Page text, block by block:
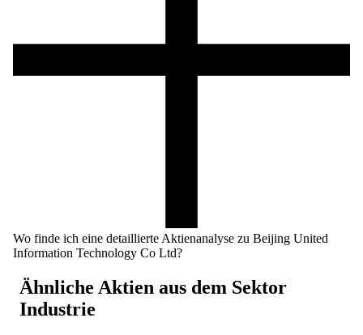
Wo finde ich eine detaillierte Aktienanalyse zu Beijing United
Information Technology Co Ltd?
Ähnliche Aktien aus dem Sektor
Industrie